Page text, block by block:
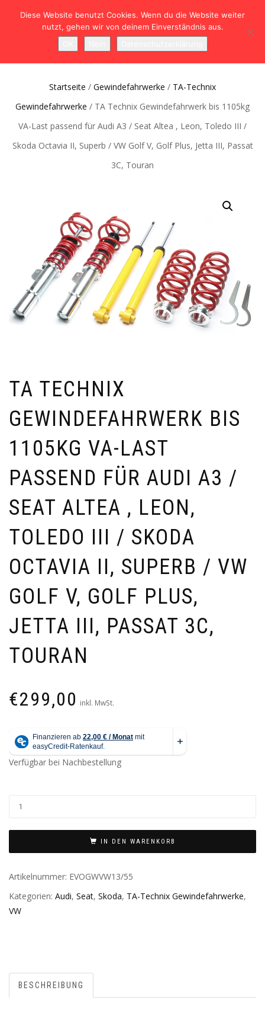
NAVIGATION
0
Startseite / Gewindefahrwerke / TA-Technix
Gewindefahrwerke / TA Technix Gewindefahrwerk bis 1105kg
VA-​Last passend für Audi A3 / Seat Altea , Leon, Toledo III /
Skoda Octavia II, Superb / VW Golf V, Golf Plus, Jetta III, Passat
3C, Touran
TA TECHNIX
GEWINDEFAHRWERK BIS
1105KG VA-​LAST
PASSEND FÜR AUDI A3 /
SEAT ALTEA , LEON,
TOLEDO III / SKODA
OCTAVIA II, SUPERB / VW
GOLF V, GOLF PLUS,
JETTA III, PASSAT 3C,
TOURAN
€299,00 inkl. MwSt.
Verfügbar bei Nachbestellung
IN DEN WARENKORB
Artikelnummer: EVOGWVW13/55
Kategorien: Audi, Seat, Skoda, TA-Technix Gewindefahrwerke,
VW
BESCHREIBUNG
Diese Website benutzt Cookies. Wenn du die Website weiter
nutzt, gehen wir von deinem Einverständnis aus.